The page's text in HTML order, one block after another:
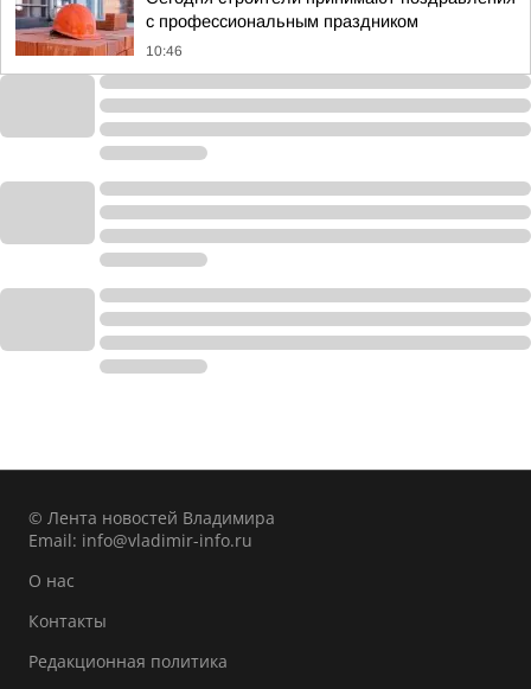
с профессиональным праздником
10:46
© Лента новостей Владимира
Email: info@vladimir-info.ru
О нас
Контакты
Редакционная политика